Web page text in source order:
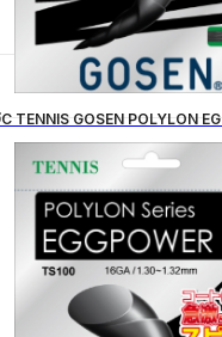
TENNIS GOSEN POLYLON